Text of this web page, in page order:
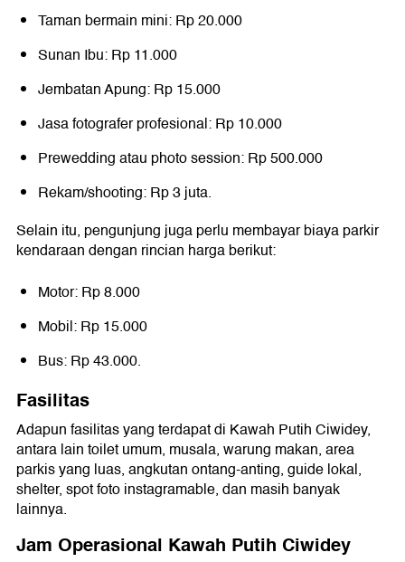
Taman bermain mini: Rp 20.000
Sunan Ibu: Rp 11.000
Jembatan Apung: Rp 15.000
Jasa fotografer profesional: Rp 10.000
Prewedding atau photo session: Rp 500.000
Rekam/shooting: Rp 3 juta.
Selain itu, pengunjung juga perlu membayar biaya parkir
kendaraan dengan rincian harga berikut:
Motor: Rp 8.000
Mobil: Rp 15.000
Bus: Rp 43.000.
Fasilitas
Adapun fasilitas yang terdapat di Kawah Putih Ciwidey,
antara lain toilet umum, musala, warung makan, area
parkis yang luas, angkutan ontang-anting, guide lokal,
shelter, spot foto instagramable, dan masih banyak
lainnya.
Jam Operasional Kawah Putih Ciwidey